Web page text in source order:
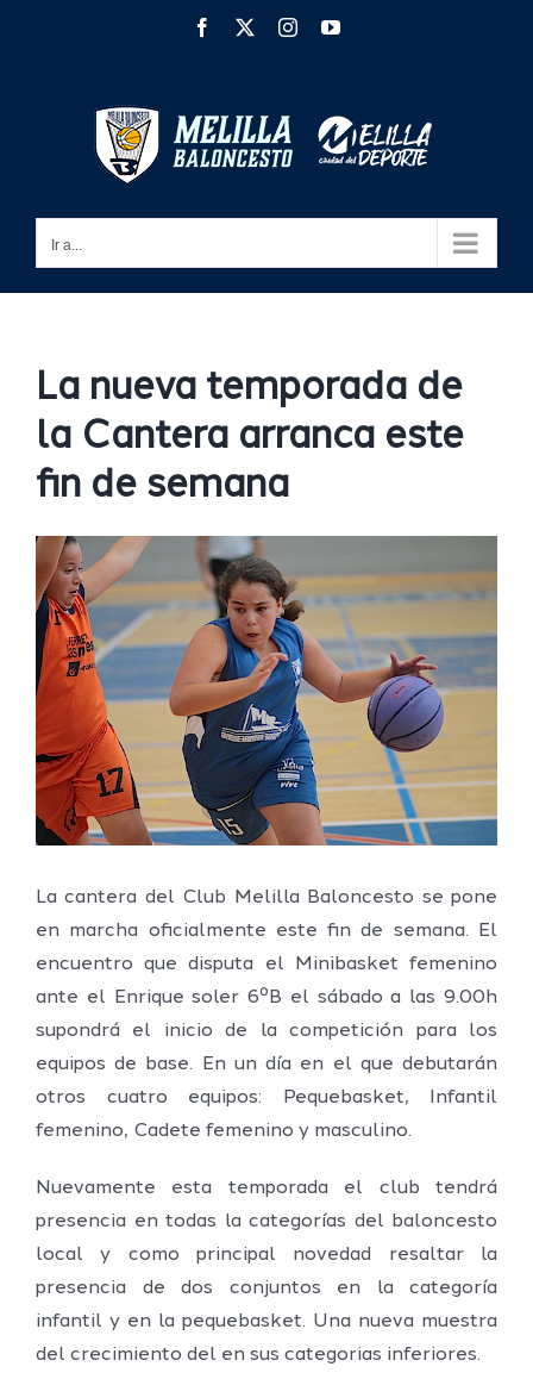
Facebook InstagramYouTube
Ir a...
La nueva temporada de
la Cantera arranca este
fin de semana
Ver
imagen
más
grande
La cantera del Club Melilla Baloncesto se pone
en marcha oficialmente este fin de semana. El
encuentro que disputa el Minibasket femenino
ante el Enrique soler 6ºB el sábado a las 9.00h
supondrá el inicio de la competición para los
equipos de base. En un día en el que debutarán
otros cuatro equipos: Pequebasket, Infantil
femenino, Cadete femenino y masculino.
Nuevamente esta temporada el club tendrá
presencia en todas la categorías del baloncesto
local y como principal novedad resaltar la
presencia de dos conjuntos en la categoría
infantil y en la pequebasket. Una nueva muestra
del crecimiento del en sus categorias inferiores.